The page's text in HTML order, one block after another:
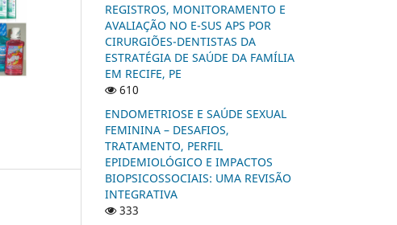
REGISTROS, MONITORAMENTO E
AVALIAÇÃO NO E-SUS APS POR
CIRURGIÕES-DENTISTAS DA
ESTRATÉGIA DE SAÚDE DA FAMÍLIA
EM RECIFE, PE
610
ENDOMETRIOSE E SAÚDE SEXUAL
FEMININA – DESAFIOS,
TRATAMENTO, PERFIL
EPIDEMIOLÓGICO E IMPACTOS
BIOPSICOSSOCIAIS: UMA REVISÃO
INTEGRATIVA
333